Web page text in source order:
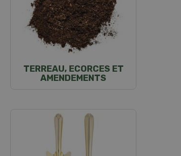
TERREAU, ECORCES ET
AMENDEMENTS